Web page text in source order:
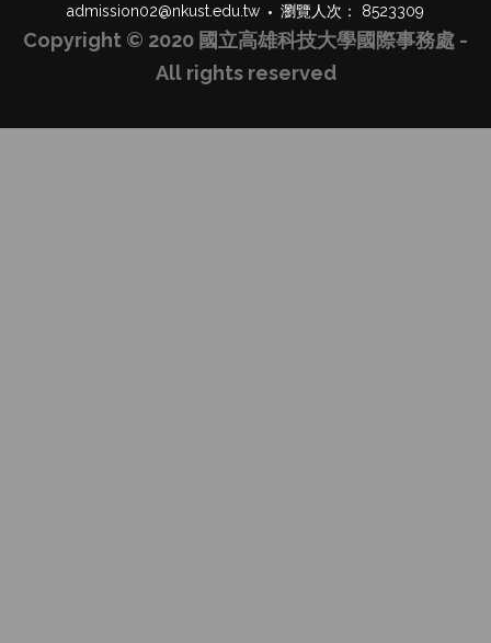
admission02@nkust.edu.tw
瀏覽人次： 8523309
Copyright © 2020 國立高雄科技大學國際事務處 -
All rights reserved